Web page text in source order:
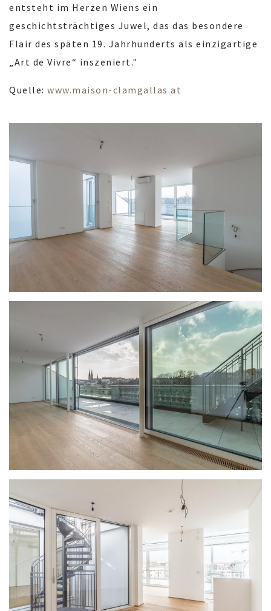
entsteht im Herzen Wiens ein
geschichtsträchtiges Juwel, das das besondere
Flair des späten 19. Jahrhunderts als einzigartige
„Art de Vivre“ inszeniert."
Quelle: www.maison-clamgallas.at